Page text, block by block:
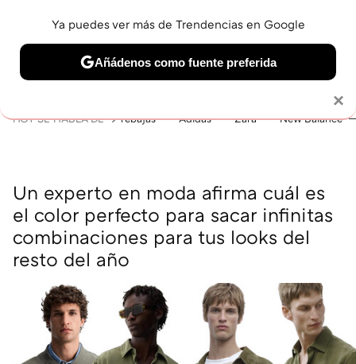
BELLEZA SHOPPING VIAJES GASTRO SNEAKERS
HOY SE HABLA DE rebajas Adidas Zara New Balance
Un experto en moda afirma cuál es
el color perfecto para sacar infinitas
combinaciones para tus looks del
resto del año
×
Ya puedes ver más de Trendencias en Google
Añádenos como fuente preferida